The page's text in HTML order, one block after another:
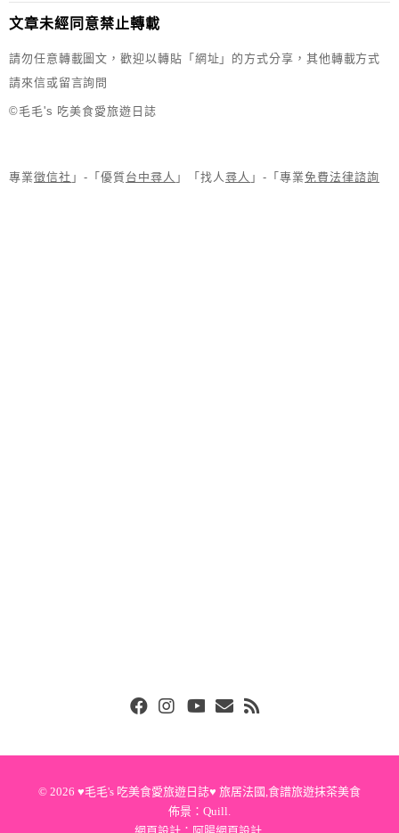
文章未經同意禁止轉載
請勿任意轉載圖文，歡迎以轉貼「網址」的方式分享，其他轉載方式
請來信或留言詢問
©毛毛's 吃美食愛旅遊日誌
專業徵信社 」-「優質台中尋人 」「找人尋人 」-「專業免費法律諮詢
© 2026 ♥毛毛's 吃美食愛旅遊日誌♥ 旅居法國,食譜旅遊抹茶美食
佈景： Quill.